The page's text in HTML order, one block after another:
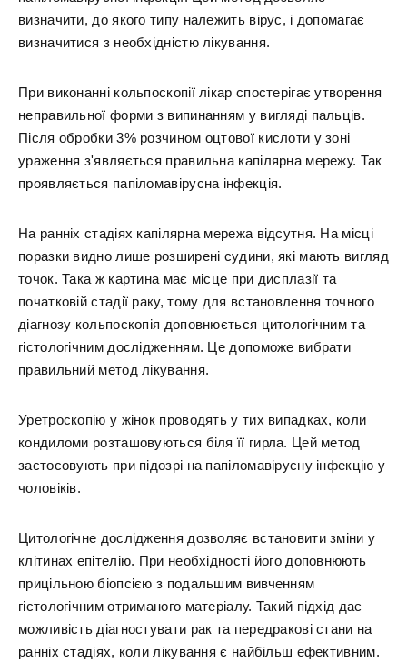
визначити, до якого типу належить вірус, і допомагає
визначитися з необхідністю лікування.
При виконанні кольпоскопії лікар спостерігає утворення
неправильної форми з випинанням у вигляді пальців.
Після обробки 3% розчином оцтової кислоти у зоні
ураження з'являється правильна капілярна мережу. Так
проявляється папіломавірусна інфекція.
На ранніх стадіях капілярна мережа відсутня. На місці
поразки видно лише розширені судини, які мають вигляд
точок. Така ж картина має місце при дисплазії та
початковій стадії раку, тому для встановлення точного
діагнозу кольпоскопія доповнюється цитологічним та
гістологічним дослідженням. Це допоможе вибрати
правильний метод лікування.
Уретроскопію у жінок проводять у тих випадках, коли
кондиломи розташовуються біля її гирла. Цей метод
застосовують при підозрі на папіломавірусну інфекцію у
чоловіків.
Цитологічне дослідження дозволяє встановити зміни у
клітинах епітелію. При необхідності його доповнюють
прицільною біопсією з подальшим вивченням
гістологічним отриманого матеріалу. Такий підхід дає
можливість діагностувати рак та передракові стани на
ранніх стадіях, коли лікування є найбільш ефективним.